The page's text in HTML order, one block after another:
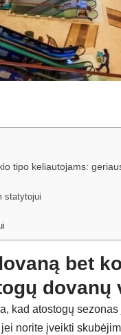
tipo keliautojams:
statytojui
bet
dovanų
kad atostogų
norite įveikti